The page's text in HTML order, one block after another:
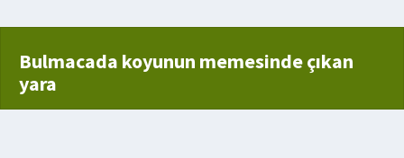
Bulmacada koyunun memesinde çıkan
yara